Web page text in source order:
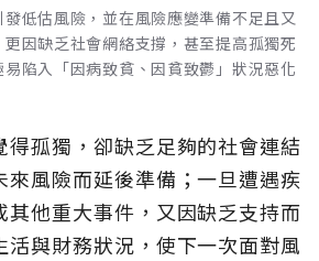
低估風險，並在風險應變準備不足且又
因缺乏社會網絡支撐，甚至提高孤獨死
陷入「因病致貧、因貧致鬱」狀況惡化
得孤獨，卻缺乏足夠的社會連結
來風險而延後準備；一旦遭遇疾
其他重大事件，又因缺乏支持而
活與財務狀況，使下一次面對風